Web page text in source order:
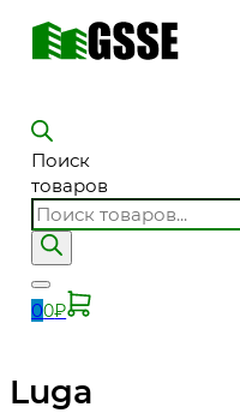
Поиск
товаров
00₽
Luga